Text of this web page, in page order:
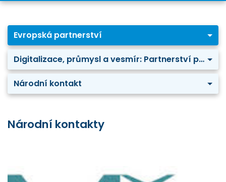
Evropská partnerství
Digitalizace, průmysl a vesmír: Partnerství pro čipy (CHIPS JU)
Národní kontakt
Národní kontakty